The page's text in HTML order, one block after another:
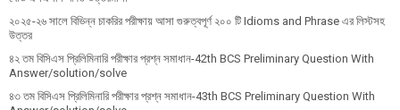
২০২৫-২৬ সালে বিভিন্ন চাকরির পরীক্ষায় আসা গুরুত্বপূর্ণ ২০০ টি Idioms and Phrase এর লিস্টসহ
উত্তর
৪২ তম বিসিএস প্রিলিমিনারি পরীক্ষার প্রশ্ন সমাধান-42th BCS Preliminary Question With
Answer/solution/solve
৪৩ তম বিসিএস প্রিলিমিনারি পরীক্ষার প্রশ্ন সমাধান-43th BCS Preliminary Question With